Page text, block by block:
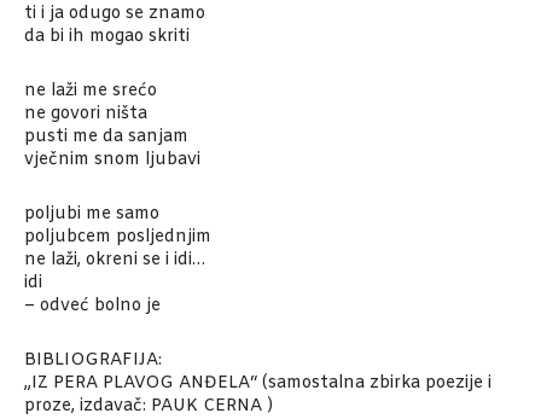
ti i ja odugo se znamo
da bi ih mogao skriti
ne laži me srećo
ne govori ništa
pusti me da sanjam
vječnim snom ljubavi
poljubi me samo
poljubcem posljednjim
ne laži, okreni se i idi…
idi
– odveć bolno je
BIBLIOGRAFIJA:
„IZ PERA PLAVOG ANĐELA“ (samostalna zbirka poezije i
proze, izdavač: PAUK CERNA )